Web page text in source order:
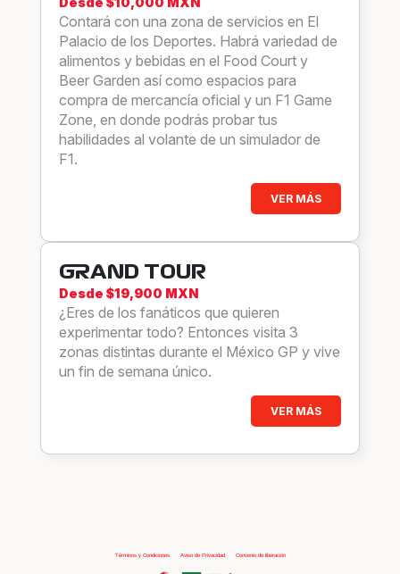
Contará con una zona de servicios en El
Palacio de los Deportes. Habrá variedad de
alimentos y bebidas en el Food Court y
Beer Garden así como espacios para
compra de mercancía oficial y un F1 Game
Zone, en donde podrás probar tus
habilidades al volante de un simulador de
F1.
VER MÁS
GRAND TOUR
Desde $19,900 MXN
¿Eres de los fanáticos que quieren
experimentar todo? Entonces visita 3
zonas distintas durante el México GP y vive
un fin de semana único.
VER MÁS
Términos y Condiciones| Aviso de Privacidad| Convenio de liberación